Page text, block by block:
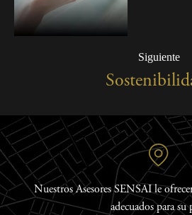
Siguiente
Nuestros Asesores SENSAI le
adecuados para su